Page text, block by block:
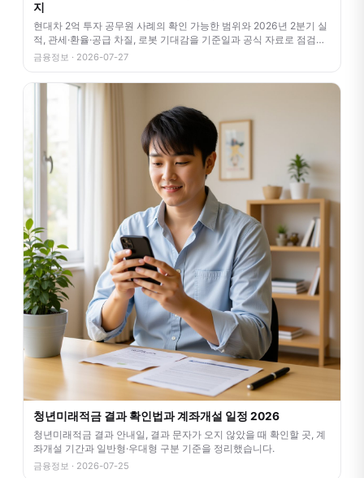
지
현대차 2억 투자 공무원 사례의 확인 가능한 범위와 2026년 2분기 실
적, 관세·환율·공급 차질, 로봇 기대감을 기준일과 공식 자료로 점검합
니
금융정보 · 2026-07-27
청년미래적금 결과 확인법과 계좌개설 일정 2026
청년미래적금 결과 안내일, 결과 문자가 오지 않았을 때 확인할 곳, 계
좌개설 기간과 일반형·우대형 구분 기준을 정리했습니다.
금융정보 · 2026-07-25